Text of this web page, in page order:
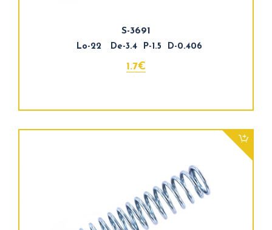
S-3691
Lo-22 De-3.4 P-1.5 D-0.406
1.7€